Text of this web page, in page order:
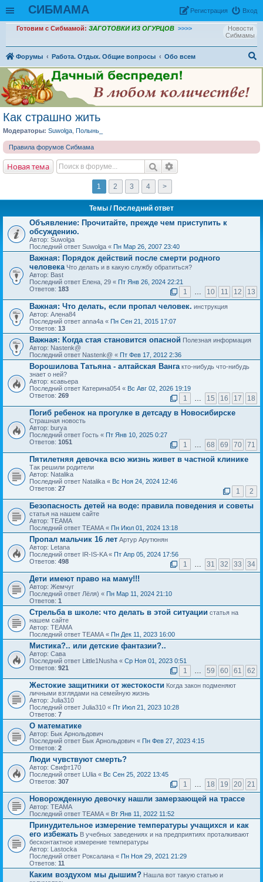
СИБМАМА Вход
Рeгиcтpaция
Новости
Сибмамы
Готовим с Сибмамой: ЗАГОТОВКИ ИЗ ОГУРЦОВ >>>>
Форумы Работа. Отдых. Общие вопросы
Обо всем
ои
Как страшно жить
Модераторы: Suwolga Полынь_
Правила форумов Сибмама
Новая тема
1 2 3 4 >
Темы / Последний ответ
Объявление: Прочитайте, прежде чем приступить к
обсуждению.
Автор: Suwolga
Последний ответ Suwolga « Пн Мар 26, 2007 23:40
Важная: Порядок действий после смерти родного
человека Что делать и в какую службу обратиться?
Автор: Bast
Последний ответ Елена, 29 « Пт Янв 26, 2024 22:21
Ответов: 183 1 … 10 11 12 13
Важная: Что делать, если пропал человек. инструкция
Автор: Алена84
Последний ответ anna4a « Пн Сен 21, 2015 17:07
Ответов: 13
Важная: Когда стая становится опасной Полезная информация
Автор: Nastenk@
Последний ответ Nastenk@ « Пт Фев 17, 2012 2:36
Ворошилова Татьяна - алтайская Ванга кто-нибудь что-нибудь
знает о ней?
Автор: ксавьера
Последний ответ Катерина054 « Вс Авг 02, 2026 19:19
Ответов: 269 1 … 15 16 17 18
Погиб ребенок на прогулке в детсаду в Новосибирске
Страшная новость
Автор: burya
Последний ответ Гость « Пт Янв 10, 2025 0:27
Ответов: 1051 1 … 68 69 70 71
Пятилетняя девочка всю жизнь живет в частной клинике
Так решили родители
Автор: Natalika
Последний ответ Natalika « Вс Ноя 24, 2024 12:46
Ответов: 27 1 2
Безопасность детей на воде: правила поведения и советы
статья на нашем сайте
Автор: ТЕАМА
Последний ответ ТЕАМА « Пн Июл 01, 2024 13:18
Пропал мальчик 16 лет Артур Арутюнян
Автор: Letana
Последний ответ IR-IS-KA « Пт Апр 05, 2024 17:56
Ответов: 498 1 … 31 32 33 34
Дети имеют право на маму!!!
Автор: Жемчуг
Последний ответ Лёля) « Пн Мар 11, 2024 21:10
Ответов: 1
Стрельба в школе: что делать в этой ситуации статья на
нашем сайте
Автор: ТЕАМА
Последний ответ ТЕАМА « Пн Дек 11, 2023 16:00
Мистика?.. или детские фантазии?..
Автор: Сава
Последний ответ Little1Nusha « Ср Ноя 01, 2023 0:51
Ответов: 921 1 … 59 60 61 62
Жестокие защитники от жестокости Когда закон подменяют
личными взглядами на семейную жизнь
Автор: Julia310
Последний ответ Julia310 « Пт Июл 21, 2023 10:28
Ответов: 7
О математике
Автор: Бык Арнольдович
Последний ответ Бык Арнольдович « Пн Фев 27, 2023 4:15
Ответов: 2
Люди чувствуют смерть?
Автор: Свифт170
Последний ответ LUlia « Вс Сен 25, 2022 13:45
Ответов: 307 1 … 18 19 20 21
Новорожденную девочку нашли замерзающей на трассе
Автор: ТЕАМА
Последний ответ ТЕАМА « Вт Янв 11, 2022 11:52
Принудительное измерение температуры учащихся и как
его избежать В учебных заведениях и на предприятиях проталкивают
бесконтактное измерение температуры
Автор: Lastocka
Последний ответ Роксалана « Пн Ноя 29, 2021 21:29
Ответов: 11
Каким воздухом мы дышим? Нашла вот такую статью и